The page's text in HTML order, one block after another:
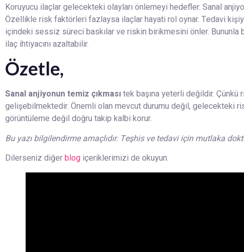
Koruyucu ilaçlar gelecekteki olayları önlemeyi hedefler. Sanal
Özellikle risk faktörleri fazlaysa ilaçlar hayati rol oynar. Tedavi
içindeki sessiz süreci baskılar ve riskin birikmesini önler. Bununla
ilaç ihtiyacını azaltabilir.
Özetle,
Sanal anjiyonun temiz çıkmasıtek başına yeterli değildir. Çünkü
gelişebilmektedir. Önemli olan mevcut durumu değil, gelecekteki
görüntüleme değil doğru takip kalbi korur.
Bu yazı bilgilendirme amaçlıdır. Teşhis ve tedavi için mutlaka
Dilerseniz diğerblog içeriklerimizi de okuyun.